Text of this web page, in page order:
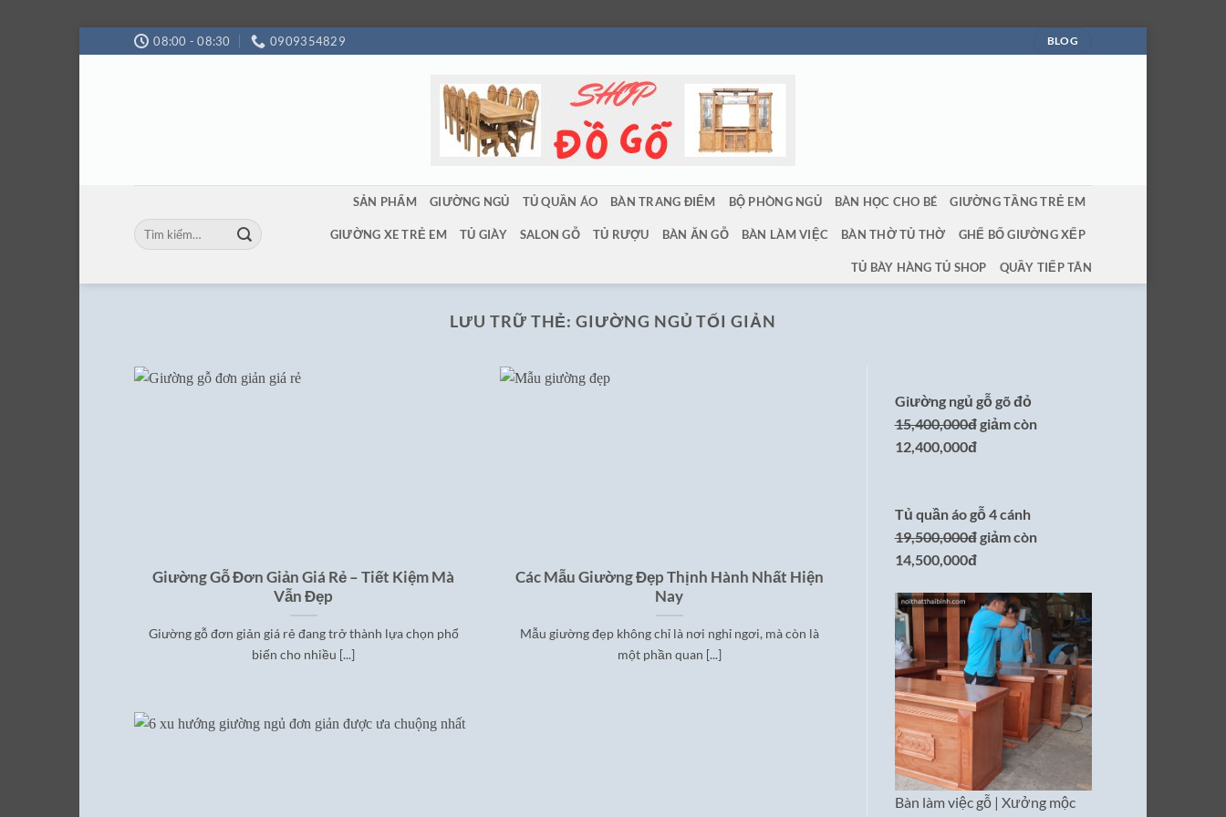
qua
08:00 - 08:30 0909354829 BLOG
Tìm
kiếm:
SẢN PHẨM GIƯỜNG NGỦ TỦ QUẦN ÁO BÀN TRANG ĐIỂM BỘ PHÒNG NGỦ BÀN HỌC CHO BÉ GIƯỜNG TẦNG TRẺ EM
GIƯỜNG XE TRẺ EM TỦ GIÀY SALON GỖ TỦ RƯỢU BÀN ĂN GỖ BÀN LÀM VIỆC BÀN THỜ TỦ THỜ GHẾ BỐ GIƯỜNG XẾP
TỦ BÀY HÀNG TỦ SHOP QUẦY TIẾP TÂN
LƯU TRỮ THẺ:GIƯỜNG NGỦ TỐI GIẢN
Giường Gỗ Đơn Giản Giá Rẻ – Tiết Kiệm Mà
Vẫn Đẹp
Giường gỗ đơn giản giá rẻ đang trở thành lựa chọn phổ
biến cho nhiều [...]
Các Mẫu Giường Đẹp Thịnh Hành Nhất Hiện
Nay
Mẫu giường đẹp không chỉ là nơi nghỉ ngơi, mà còn là
một phần quan [...]
Giường ngủ gỗ gõ đỏ
15,400,000đgiảm còn
12,400,000đ
Tủ quần áo gỗ 4 cánh
19,500,000đgiảm còn
14,500,000đ
Bàn làm việc gỗ | Xưởng mộc